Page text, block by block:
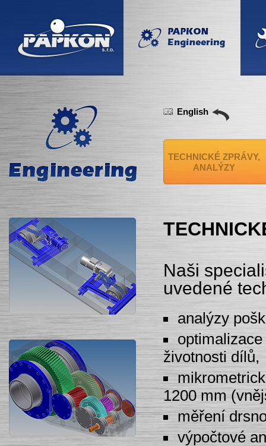
English
TECHNICKÉ ZPRÁVY,
ANALÝZY
Naši
uvedené
analýzy
životnosti dílů,
1200 mm
měření
výpočtové